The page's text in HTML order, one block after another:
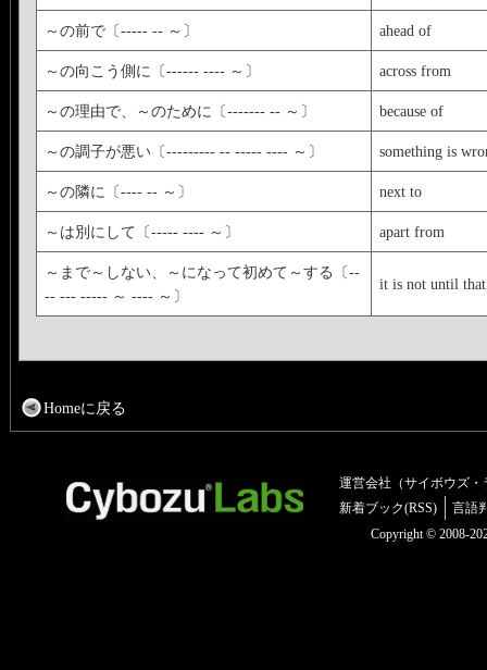
～の前で〔----- -- ～〕 ahead of
～の向こう側に〔------ ---- ～〕 across from
～の理由で、～のために〔------- -- ～〕 because of
～の調子が悪い〔--------- -- ----- ---- ～〕 something is
～の隣に〔---- -- ～〕 next to
～は別にして〔----- ---- ～〕 apart from
～まで～しない、～になって初めて～する〔--
-- --- ----- ～ ---- ～〕
it is not until that
Homeに戻る
運営会社（サイボウズ・
新着ブック(RSS)
言語
Copyright © 2008-